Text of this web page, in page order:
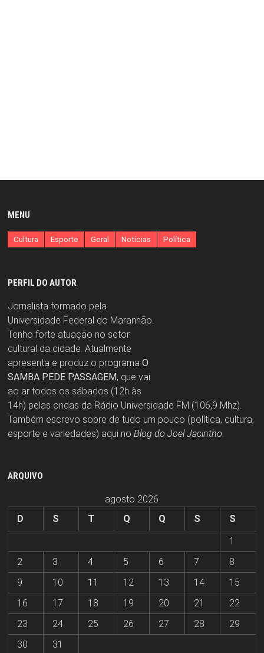
MENU
Cultura Esporte Geral Notícias Política
PERFIL DO AUTOR
Jornalista formado pela
Universidade Federal do Maranhão.
Tenho forte atuação no setor
cultural da cidade. Atualmente
apresenta e produz o programa O
SAMBA PEDE PASSAGEM, que vai
ao ar todos os sábados (12h às
14h) pelas ondas da Rádio Universidade FM (106,9 Mhz).
Também escrevo sobre de tudo um pouco (política, cultura,
esporte e variedades) aqui no Blog do Joel Jacintho.
ARQUIVO
agosto 2026
D
S T Q Q S
S
1
2
3 4 5 6 7
8
9
10 11 12 13 14
15
16
17 18 19 20 21
22
23
24 25 26 27 28
29
30
31